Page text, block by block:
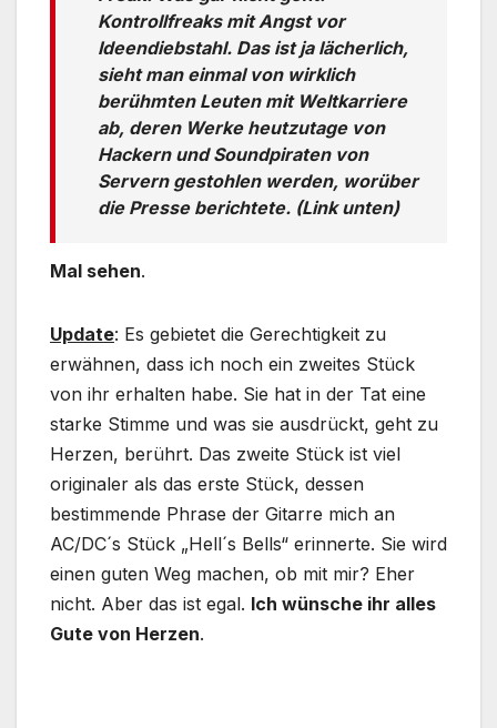
Kontrollfreaks mit Angst vor
Ideendiebstahl. Das ist ja lächerlich,
sieht man einmal von wirklich
berühmten Leuten mit Weltkarriere
ab, deren Werke heutzutage von
Hackern und Soundpiraten von
Servern gestohlen werden, worüber
die Presse berichtete. (Link unten)
Mal sehen.
Update: Es gebietet die Gerechtigkeit zu
erwähnen, dass ich noch ein zweites Stück
von ihr erhalten habe. Sie hat in der Tat eine
starke Stimme und was sie ausdrückt, geht zu
Herzen, berührt. Das zweite Stück ist viel
originaler als das erste Stück, dessen
bestimmende Phrase der Gitarre mich an
AC/DC´s Stück „Hell´s Bells“ erinnerte. Sie wird
einen guten Weg machen, ob mit mir? Eher
nicht. Aber das ist egal. Ich wünsche ihr alles
Gute von Herzen.